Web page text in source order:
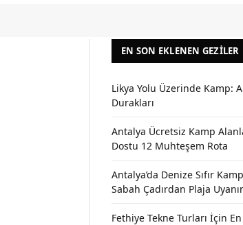
EN SON EKLENEN GEZILER
Likya Yolu Üzerinde Kamp:
Durakları
Antalya Ücretsiz Kamp
Dostu 12 Muhteşem Rota
Antalya’da Denize Sıfır
Sabah Çadırdan Plaja
Fethiye Tekne Turları İçin